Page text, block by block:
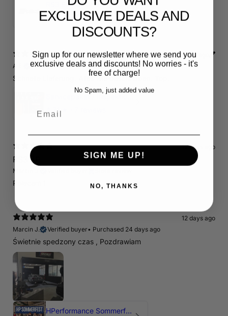
RS3 Emblem - 3D Black Edition - Schwarz/Schwarz Logo Modellschriftzug
5★ · 1 review
10 days ago
A.E.
Verified buyer•Purchased 17 days ago
Schnelle Lieferung. Alles wie beschrieben. Top.
4.71 ★ ·
12 days ago
RS3 8P
Marcin J.
Polecam !
12 days ago
Marcin J.
Verified buyer• Purchased 24 days ago
Świetnie spedzony czas , Pozdrawiam
HPerformance Sommerfest 2026
EXCLUSIVE DEALS AND
DISCOUNTS?
Sign up for our newsletter where we send you
exclusive deals and discounts! No worries - it's
free of charge!
No Spam, just added value
SIGN ME UP!
NO, THANKS